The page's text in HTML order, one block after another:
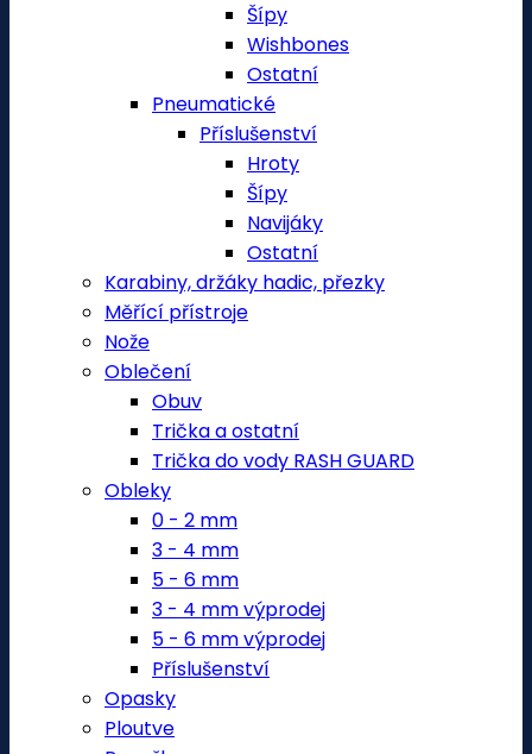
Šípy
Wishbones
Ostatní
Pneumatické
Příslušenství
Hroty
Šípy
Navijáky
Ostatní
Karabiny, držáky hadic, přezky
Měřící přístroje
Nože
Oblečení
Obuv
Trička a ostatní
Trička do vody RASH GUARD
Obleky
0 - 2 mm
3 - 4 mm
5 - 6 mm
3 - 4 mm výprodej
5 - 6 mm výprodej
Příslušenství
Opasky
Ploutve